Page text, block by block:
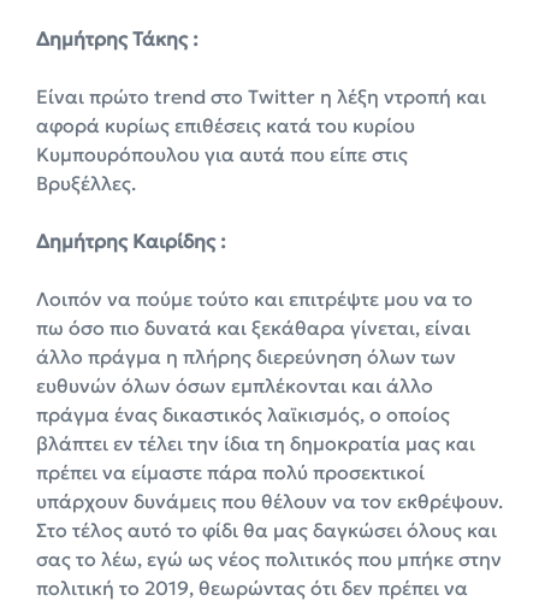
Δημήτρης Τάκης :
Είναι πρώτο trend στο Twitter η λέξη ντροπή και
αφορά κυρίως επιθέσεις κατά του κυρίου
Κυμπουρόπουλου για αυτά που είπε στις
Βρυξέλλες.
Δημήτρης Καιρίδης :
Λοιπόν να πούμε τούτο και επιτρέψτε μου να το
πω όσο πιο δυνατά και ξεκάθαρα γίνεται, είναι
άλλο πράγμα η πλήρης διερεύνηση όλων των
ευθυνών όλων όσων εμπλέκονται και άλλο
πράγμα ένας δικαστικός λαϊκισμός, ο οποίος
βλάπτει εν τέλει την ίδια τη δημοκρατία μας και
πρέπει να είμαστε πάρα πολύ προσεκτικοί
υπάρχουν δυνάμεις που θέλουν να τον εκθρέψουν.
Στο τέλος αυτό το φίδι θα μας δαγκώσει όλους και
σας το λέω, εγώ ως νέος πολιτικός που μπήκε στην
πολιτική το 2019, θεωρώντας ότι δεν πρέπει να